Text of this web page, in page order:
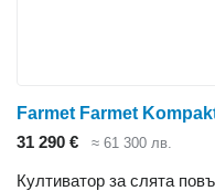
Farmet Farmet
31 290 €
≈ 61 300 лв.
Култиватор за слята